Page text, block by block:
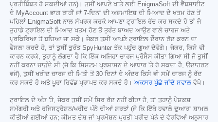
ਪ੍ਰਤੀਬਿੰਬਤ ਹੋ ਸਕਦੀਆਂ ਹਨ)। ਤੁਸੀਂ ਆਪਣੇ ਖਾਤੇ ਲਈ EnigmaSoft ਦੀ ਵੈੱਬਸਾਈਟ
ਦੇ MyAccount ਭਾਗ ਰਾਹੀਂ ਜਾਂ 7-ਦਿਨਾਂ ਦੀ ਅਜ਼ਮਾਇਸ਼ ਦੀ ਮਿਆਦ ਦੇ ਖਤਮ ਹੋਣ ਤੋਂ
ਪਹਿਲਾਂ EnigmaSoft ਨਾਲ ਸੰਪਰਕ ਕਰਕੇ ਆਪਣਾ ਟ੍ਰਾਇਲ ਰੱਦ ਕਰ ਸਕਦੇ ਹੋ ਤਾਂ ਜੋ
ਤੁਹਾਡੇ ਟ੍ਰਾਇਲ ਦੀ ਮਿਆਦ ਖਤਮ ਹੋਣ ਤੋਂ ਤੁਰੰਤ ਬਾਅਦ ਆਉਣ ਵਾਲੇ ਚਾਰਜ ਅਤੇ
ਪ੍ਰਕਿਰਿਆ ਤੋਂ ਬਚਿਆ ਜਾ ਸਕੇ। ਜੇਕਰ ਤੁਸੀਂ ਆਪਣੇ ਟ੍ਰਾਇਲ ਦੌਰਾਨ ਰੱਦ ਕਰਨ ਦਾ
ਫੈਸਲਾ ਕਰਦੇ ਹੋ, ਤਾਂ ਤੁਸੀਂ ਤੁਰੰਤ SpyHunter ਤੱਕ ਪਹੁੰਚ ਗੁਆ ਦੇਵੋਗੇ। ਜੇਕਰ, ਕਿਸੇ ਵੀ
ਕਾਰਨ ਕਰਕੇ, ਤੁਹਾਨੂੰ ਲੱਗਦਾ ਹੈ ਕਿ ਇੱਕ ਅਜਿਹਾ ਚਾਰਜ ਪ੍ਰੋਸੈਸ ਕੀਤਾ ਗਿਆ ਸੀ ਜੋ ਤੁਸੀਂ
ਨਹੀਂ ਕਰਨਾ ਚਾਹੁੰਦੇ ਸੀ (ਜੋ ਕਿ ਸਿਸਟਮ ਪ੍ਰਸ਼ਾਸਨ ਦੇ ਆਧਾਰ 'ਤੇ ਹੋ ਸਕਦਾ ਹੈ, ਉਦਾਹਰਣ
ਵਜੋਂ), ਤੁਸੀਂ ਖਰੀਦ ਚਾਰਜ ਦੀ ਮਿਤੀ ਤੋਂ 30 ਦਿਨਾਂ ਦੇ ਅੰਦਰ ਕਿਸੇ ਵੀ ਸਮੇਂ ਚਾਰਜ ਨੂੰ ਰੱਦ
ਕਰ ਸਕਦੇ ਹੋ ਅਤੇ ਪੂਰਾ ਰਿਫੰਡ ਪ੍ਰਾਪਤ ਕਰ ਸਕਦੇ ਹੋ। ਅਕਸਰ ਪੁੱਛੇ ਜਾਂਦੇ ਸਵਾਲ ਵੇਖੋ।
ਟ੍ਰਾਇਲ ਦੇ ਅੰਤ 'ਤੇ, ਜੇਕਰ ਤੁਸੀਂ ਸਮੇਂ ਸਿਰ ਰੱਦ ਨਹੀਂ ਕੀਤਾ ਹੈ, ਤਾਂ ਤੁਹਾਨੂੰ ਪੇਸ਼ਕਸ਼
ਸਮੱਗਰੀ ਅਤੇ ਰਜਿਸਟ੍ਰੇਸ਼ਨ/ਖਰੀਦ ਪੰਨੇ ਦੀਆਂ ਸ਼ਰਤਾਂ (ਜੋ ਕਿ ਇੱਥੇ ਹਵਾਲੇ ਦੁਆਰਾ ਸ਼ਾਮਲ
ਕੀਤੀਆਂ ਗਈਆਂ ਹਨ; ਕੀਮਤ ਦੇਸ਼ ਜਾਂ ਪ੍ਰਮੋਸ਼ਨ ਪ੍ਰਤੀ ਖਰੀਦ ਪੰਨੇ ਦੇ ਵੇਰਵਿਆਂ ਅਨੁਸਾਰ